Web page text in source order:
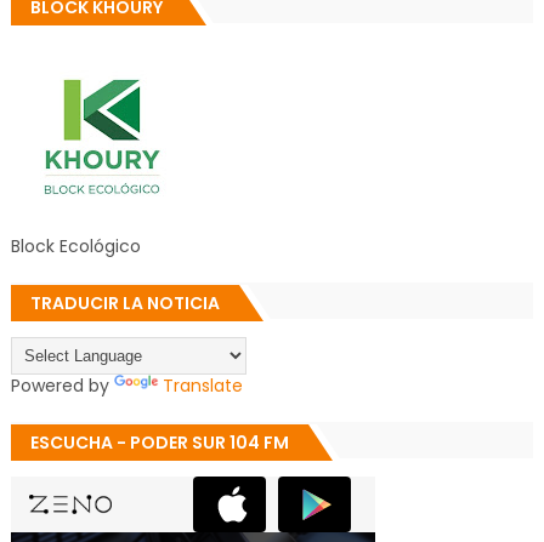
BLOCK KHOURY
Block Ecológico
TRADUCIR LA NOTICIA
Powered by Translate
ESCUCHA - PODER SUR 104 FM